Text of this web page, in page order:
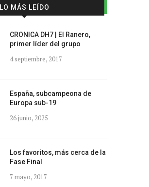
LO MÁS LEÍDO
CRONICA DH7 | El Ranero,
primer líder del grupo
4 septiembre, 2017
España, subcampeona de
Europa sub-19
26 junio, 2025
Los favoritos, más cerca de la
Fase Final
7 mayo, 2017